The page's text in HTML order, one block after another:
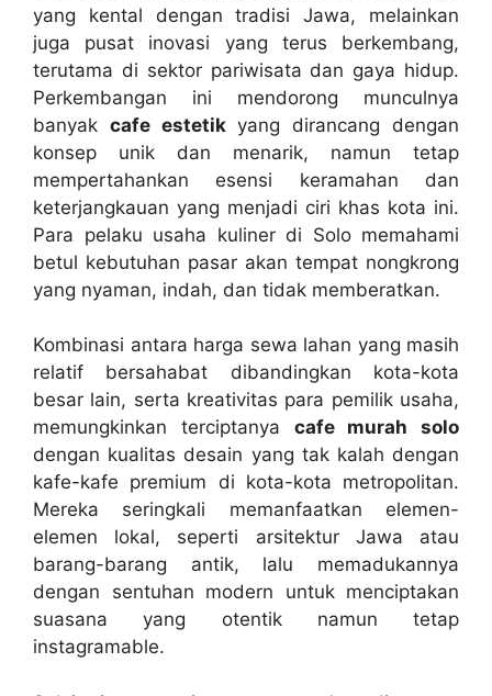
yang kental dengan tradisi Jawa, melainkan
juga pusat inovasi yang terus berkembang,
terutama di sektor pariwisata dan gaya hidup.
Perkembangan ini mendorong munculnya
banyak cafe estetikyang dirancang dengan
konsep unik dan menarik, namun tetap
mempertahankan esensi keramahan dan
keterjangkauan yang menjadi ciri khas kota ini.
Para pelaku usaha kuliner di Solo memahami
betul kebutuhan pasar akan tempat nongkrong
yang nyaman, indah, dan tidak memberatkan.
Kombinasi antara harga sewa lahan yang masih
relatif bersahabat dibandingkan kota-kota
besar lain, serta kreativitas para pemilik usaha,
memungkinkan terciptanya cafe murah solo
dengan kualitas desain yang tak kalah dengan
kafe-kafe premium di kota-kota metropolitan.
Mereka seringkali memanfaatkan elemen-
elemen lokal, seperti arsitektur Jawa atau
barang-barang antik, lalu memadukannya
dengan sentuhan modern untuk menciptakan
suasana yang otentik namun tetap
instagramable.